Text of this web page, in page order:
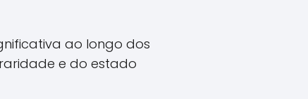
ao longo dos
e do estado